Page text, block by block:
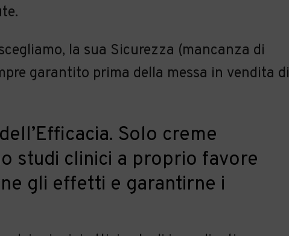
la sua Sicurezza (mancanza di
garantito prima della messa in vendita di
Solo creme
studi clinici a proprio favore
gli effetti e garantirne i